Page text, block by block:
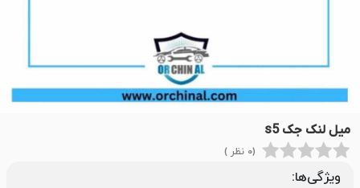
میل لنک جک s5
(0 نظر )
ویژگی‌ها: